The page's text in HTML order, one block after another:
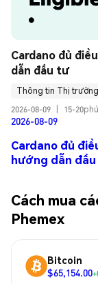
Cardano đủ
dẫn đầu tư
Thông tin Thị trường
2026-08-09
15-
2026-08-09
Cardano đủ
hướng dẫn
Cách mua
Phemex
Bitcoin
$65,154.00